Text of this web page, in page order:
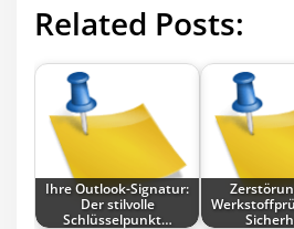
Related Posts:
Ihre Outlook-Signatur:
Der stilvolle
Schlüsselpunkt…